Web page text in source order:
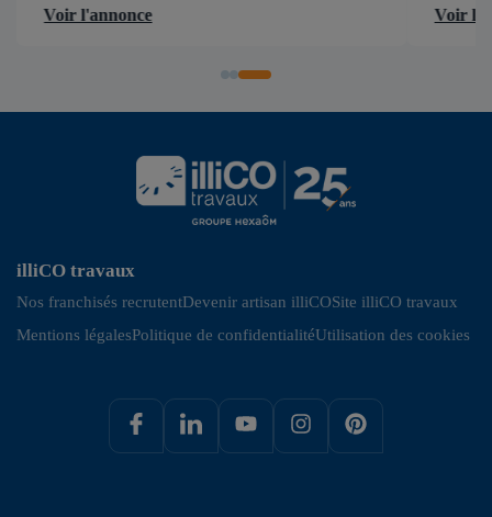
d’accélérer et de faciliter tous les projets […]
Voir l'annonce Voir
illiCO travaux
Nos franchisés recrutentDevenir artisan illiCOSite illiCO travaux
Mentions légalesPolitique de confidentialitéUtilisation des cookies